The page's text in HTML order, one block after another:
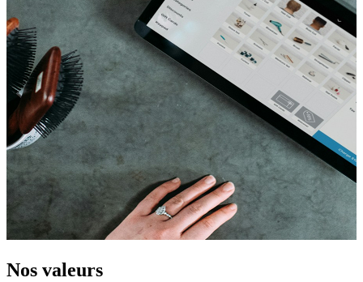
Nos valeurs